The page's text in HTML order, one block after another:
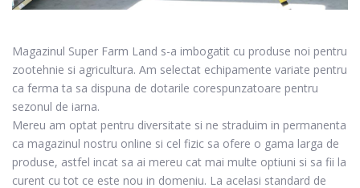
Magazinul Super Farm Land s-a imbogatit cu produse noi pentru
zootehnie si agricultura. Am selectat echipamente variate pentru
ca ferma ta sa dispuna de dotarile corespunzatoare pentru
sezonul de iarna.
Mereu am optat pentru diversitate si ne straduim in permanenta
ca magazinul nostru online si cel fizic sa ofere o gama larga de
produse, astfel incat sa ai mereu cat mai multe optiuni si sa fii la
curent cu tot ce este nou in domeniu. La acelasi standard de